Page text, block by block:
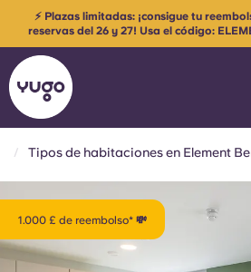
UbicacionesEnglish (US)
⚡ Plazas limitadas: ¡consigue tu
reservas del 26 y 27! Usa el código:
los términos y
Tipos de habitaciones en Element
1.000 £ de reembolso* 💸